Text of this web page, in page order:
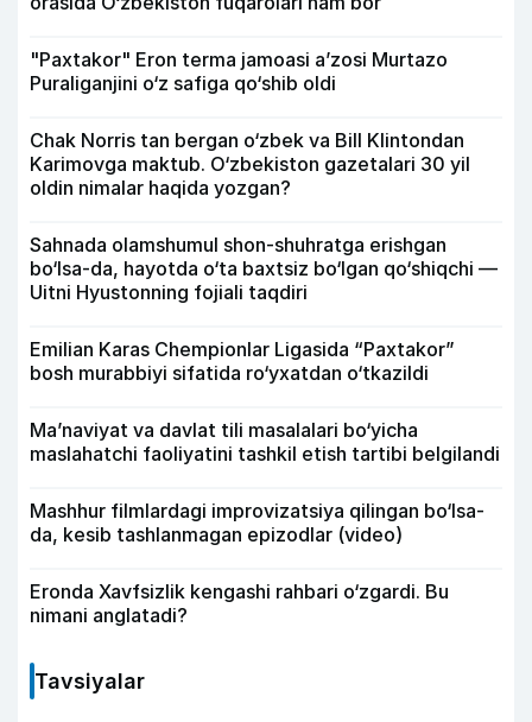
"Paxtakor" Eron terma jamoasi a’zosi Murtazo
Puraliganjini o‘z safiga qo‘shib oldi
Chak Norris tan bergan o‘zbek va Bill Klintondan
Karimovga maktub. O‘zbekiston gazetalari 30 yil
oldin nimalar haqida yozgan?
Sahnada olamshumul shon-shuhratga erishgan
bo‘lsa-da, hayotda o‘ta baxtsiz bo‘lgan qo‘shiqchi —
Uitni Hyustonning fojiali taqdiri
Emilian Karas Chempionlar Ligasida “Paxtakor”
bosh murabbiyi sifatida ro‘yxatdan o‘tkazildi
Ma’naviyat va davlat tili masalalari bo‘yicha
maslahatchi faoliyatini tashkil etish tartibi belgilandi
Mashhur filmlardagi improvizatsiya qilingan bo‘lsa-
da, kesib tashlanmagan epizodlar (video)
Eronda Xavfsizlik kengashi rahbari o‘zgardi. Bu
nimani anglatadi?
Tavsiyalar